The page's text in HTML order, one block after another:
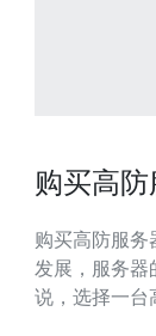
购买高
购买高防服务器，提
发展，服务器
说，选择一台